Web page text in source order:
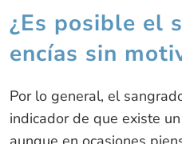
¿Es posible el
encías sin
Por lo general, el
indicador de que existe